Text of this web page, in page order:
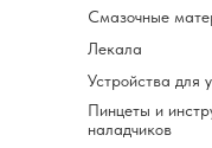
Смазочные
Лекала
Устройства для
Пинцеты и
наладчиков